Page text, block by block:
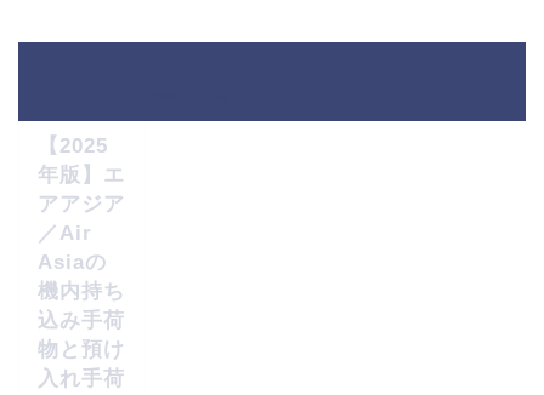
【2025
年版】エ
アアジア
／Air
Asiaの
機内持ち
込み手荷
物と預け
入れ手荷